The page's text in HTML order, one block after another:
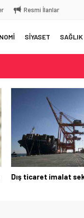
Resmi İlanlar
SİYASET SAĞLIK
AB, 4’üncü